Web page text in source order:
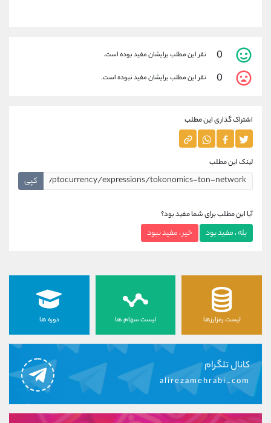
0 نفر این مطلب برایشان مفید بوده است.
0 نفر این مطلب برایشان مفید نبوده است.
اشتراک گذاری این مطلب
لینک این مطلب
کپی
آیا این مطلب برای شما مفید بود؟
بله ، مفید بود خیر ، مفید نبود
لیست رمزارزها لیست سهام ها دوره ها
کانال تلگرام
alirezamehrabi_com